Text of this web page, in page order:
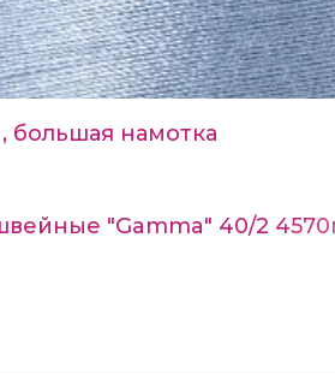
большая намотка
"Gamma" 40/2